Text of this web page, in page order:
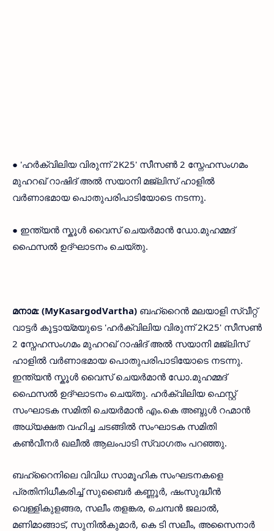
● 'ഹർക്വിലിയ വിരുന്ന് 2K25' സീസൺ 2 സ്നേഹസംഗമം
മുഹറഖ് റാഷിദ് അൽ സയാനി മജ്ലിസ് ഹാളിൽ
വർണാഭമായ പൊതുപരിപാടിയോടെ നടന്നു.
● ഇന്ത്യൻ സ്കൂൾ വൈസ് ചെയർമാൻ ഡോ.മുഹമ്മദ്
ഫൈസൽ ഉദ്ഘാടനം ചെയ്തു.
മനാമ: (MyKasargodVartha) ബഹ്‌റൈൻ മലയാളി സ്വീറ്റ്
വാട്ടർ കൂട്ടായ്മയുടെ 'ഹർക്വിലിയ വിരുന്ന് 2K25' സീസൺ
2 സ്നേഹസംഗമം മുഹറഖ് റാഷിദ് അൽ സയാനി മജ്ലിസ്
ഹാളിൽ വർണാഭമായ പൊതുപരിപാടിയോടെ നടന്നു.
ഇന്ത്യൻ സ്കൂൾ വൈസ് ചെയർമാൻ ഡോ.മുഹമ്മദ്
ഫൈസൽ ഉദ്ഘാടനം ചെയ്തു. ഹർക്വിലിയ ഫെസ്റ്റ്
സംഘാടക സമിതി ചെയർമാൻ എം.കെ അബ്ദുൾ റഹ്മാൻ
അധ്യക്ഷത വഹിച്ച ചടങ്ങിൽ സംഘാടക സമിതി
കൺവീനർ ഖലീൽ ആലംപാടി സ്വാഗതം പറഞ്ഞു.
ബഹ്‌റൈനിലെ വിവിധ സാമൂഹിക സംഘടനകളെ
പ്രതിനിധീകരിച്ച് സുബൈർ കണ്ണൂർ, ഷംസുദ്ധീൻ
വെള്ളികുളങ്ങര, സലീം തളങ്കര, ചെമ്പൻ ജലാൽ,
മണിമാങ്ങാട്, സുനിൽകുമാർ, കെ ടി സലീം, അസൈനാർ